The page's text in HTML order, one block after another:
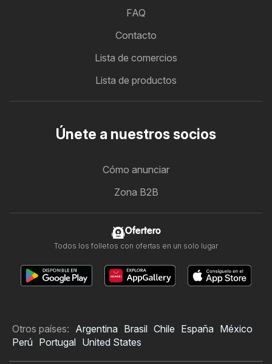
FAQ
Contacto
Lista de comercios
Lista de productos
Únete a nuestros socios
Cómo anunciar
Zona B2B
Ofertero
Todos los folletos con ofertas en un solo lugar
Otros países: Argentina Brasil Chile España México
Perú Portugal United States